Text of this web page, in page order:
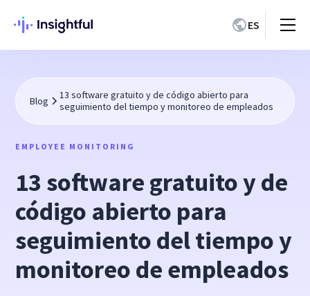
ES
Blog
13 software gratuito y de código abierto para
seguimiento del tiempo y monitoreo de empleados
EMPLOYEE MONITORING
13 software gratuito y de
código abierto para
seguimiento del tiempo y
monitoreo de empleados